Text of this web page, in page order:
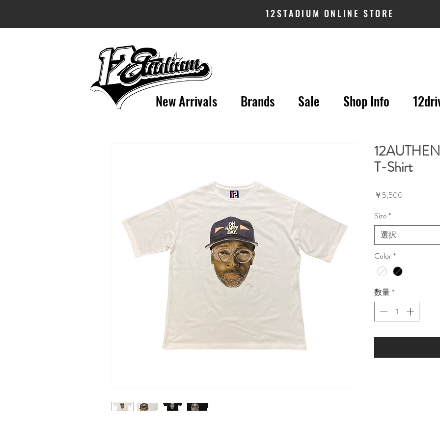
12STADIUM ONLINE STORE
New Arrivals Brands Sale Shop Info
T-Shirt
￥5,500
Size*
選択
Color*
数量*